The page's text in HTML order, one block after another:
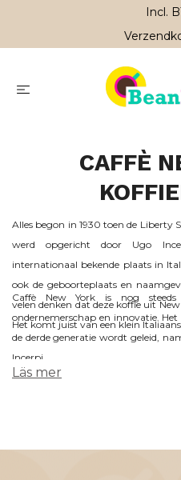
Incl.
CAFFÈ
Alles begon in 1930 toen de Liberty
werd opgericht door Ugo
internationaal bekende plaats in
ook de geboorteplaats en
velen denken dat deze koffie uit
Het komt juist van een klein
Caffè New York is nog
ondernemerschap en innovatie.
de derde generatie wordt geleid,
Incerpi.
Läs mer